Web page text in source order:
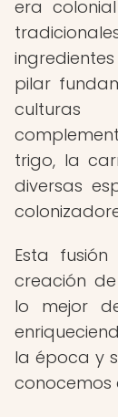
era
pilar
trigo, la
diversas
Esta
creación
lo mejor
la época y
conocemos